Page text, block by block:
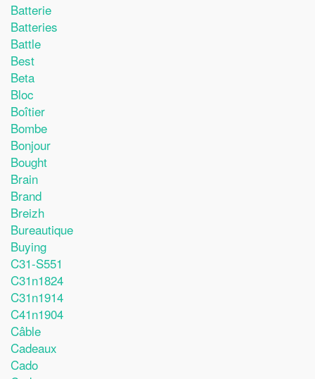
Batterie
Batteries
Battle
Best
Beta
Bloc
Boîtier
Bombe
Bonjour
Bought
Brain
Brand
Breizh
Bureautique
Buying
C31-S551
C31n1824
C31n1914
C41n1904
Câble
Cadeaux
Cado